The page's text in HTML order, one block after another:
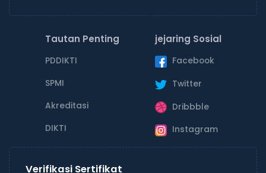
Tautan Penting
PDDIKTI
SPMI
Akreditasi
DIKTI
jejaring Sosial
Facebook
Twitter
Dribbble
Instagram
Verifikasi Sertifikat